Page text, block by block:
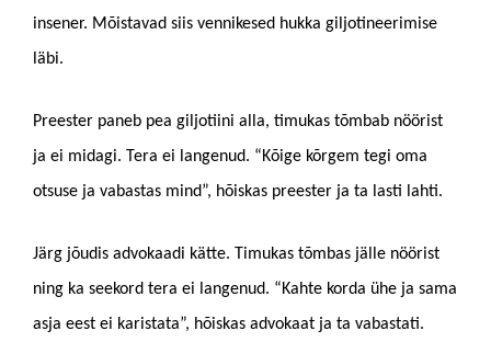
insener. Mõistavad siis vennikesed hukka giljotineerimise
läbi.
Preester paneb pea giljotiini alla, timukas tõmbab nöörist
ja ei midagi. Tera ei langenud. “Kõige kõrgem tegi oma
otsuse ja vabastas mind”, hõiskas preester ja ta lasti lahti.
Järg jõudis advokaadi kätte. Timukas tõmbas jälle nöörist
ning ka seekord tera ei langenud. “Kahte korda ühe ja sama
asja eest ei karistata”, hõiskas advokaat ja ta vabastati.